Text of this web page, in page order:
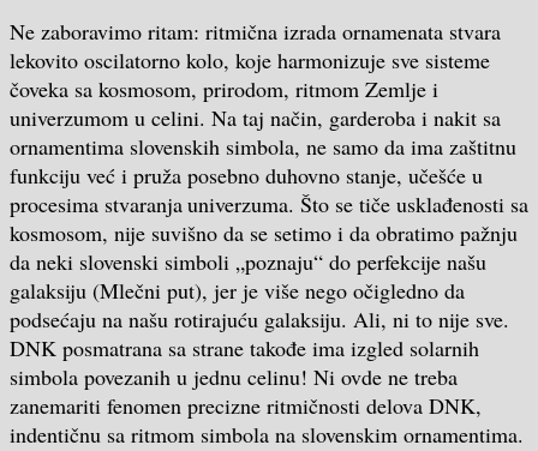
Ne zaboravimo ritam: ritmična izrada ornamenata stvara
lekovito oscilatorno kolo, koje harmonizuje sve sisteme
čoveka sa kosmosom, prirodom, ritmom Zemlje i
univerzumom u celini. Na taj način, garderoba i nakit sa
ornamentima slovenskih simbola, ne samo da ima zaštitnu
funkciju već i pruža posebno duhovno stanje, učešće u
procesima stvaranjauniverzuma. Što se tiče usklađenosti sa
kosmosom, nije suvišno da se setimo i da obratimo pažnju
da neki slovenski simboli „poznaju“ do perfekcije našu
galaksiju (Mlečni put), jer je više nego očigledno da
podsećaju na našu rotirajuću galaksiju. Ali, ni to nije sve.
DNK posmatrana sa strane takođe ima izgled solarnih
simbola povezanih u jednu celinu! Ni ovde ne treba
zanemariti fenomen precizne ritmičnosti delova DNK,
indentičnu sa ritmom simbola na slovenskim ornamentima.